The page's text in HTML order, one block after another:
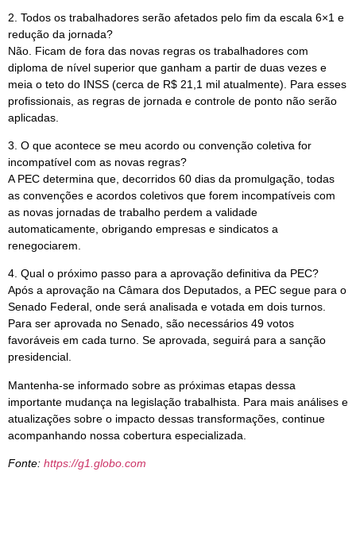
2. Todos os trabalhadores serão afetados pelo fim da escala 6×1 e
redução da jornada?
Não. Ficam de fora das novas regras os trabalhadores com
diploma de nível superior que ganham a partir de duas vezes e
meia o teto do INSS (cerca de R$ 21,1 mil atualmente). Para esses
profissionais, as regras de jornada e controle de ponto não serão
aplicadas.
3. O que acontece se meu acordo ou convenção coletiva for
incompatível com as novas regras?
A PEC determina que, decorridos 60 dias da promulgação, todas
as convenções e acordos coletivos que forem incompatíveis com
as novas jornadas de trabalho perdem a validade
automaticamente, obrigando empresas e sindicatos a
renegociarem.
4. Qual o próximo passo para a aprovação definitiva da PEC?
Após a aprovação na Câmara dos Deputados, a PEC segue para o
Senado Federal, onde será analisada e votada em dois turnos.
Para ser aprovada no Senado, são necessários 49 votos
favoráveis em cada turno. Se aprovada, seguirá para a sanção
presidencial.
Mantenha-se informado sobre as próximas etapas dessa
importante mudança na legislação trabalhista. Para mais análises e
atualizações sobre o impacto dessas transformações, continue
acompanhando nossa cobertura especializada.
Fonte: https://g1.globo.com